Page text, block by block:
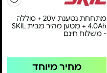
מתחחת נטענת 20V + סוללה
4.0Ah + מטען מהיר מבית SKIL
- משלוח חינם
מחיר מיוחד